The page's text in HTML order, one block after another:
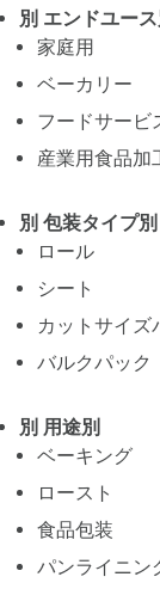
別 エンドユース
家庭用
ベーカリー
フードサービ
産業用食品加
別 包装タイプ別
ロール
シート
カットサイズ
バルクパック
別 用途別
ベーキング
ロースト
食品包装
パンライニン